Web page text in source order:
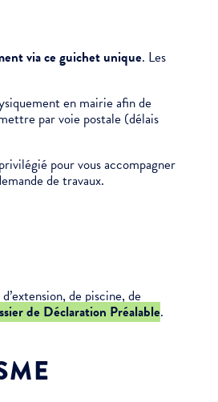
via ce guichet unique. Les
en mairie afin de
par voie postale (délais
pour vous accompagner
de travaux.
de piscine, de
de Déclaration Préalable.